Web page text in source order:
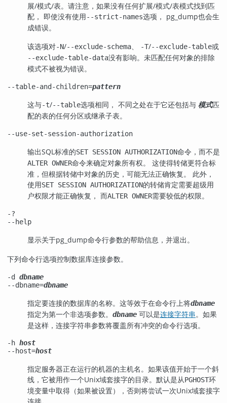
展/模式/表。请注意，如果没有任何扩展/模式/表模式找到匹
配， 即使没有使用--strict-names选项， pg_dump也会生
成错误。
该选项对-N/--exclude-schema、 -T/--exclude-table或
--exclude-table-data没有影响。未匹配任何对象的排除
模式不被视为错误。
--table-and-children=pattern
这与-t/--table选项相同， 不同之处在于它还包括与 模式匹
配的表的任何分区或继承子表。
--use-set-session-authorization
输出SQL标准的SET SESSION AUTHORIZATION命令，而不是
ALTER OWNER命令来确定对象所有权。 这使得转储更符合标
准，但根据转储中对象的历史，可能无法正确恢复。 此外，
使用SET SESSION AUTHORIZATION的转储肯定需要超级用
户权限才能正确恢复， 而ALTER OWNER需要较低的权限。
-?
--help
显示关于pg_dump命令行参数的帮助信息，并退出。
下列命令行选项控制数据库连接参数。
-d dbname
--dbname=dbname
指定要连接的数据库的名称。这等效于在命令行上将dbname
指定为第一个非选项参数。 dbname 可以是连接字符串。如果
是这样，连接字符串参数将覆盖所有冲突的命令行选项。
-h host
--host=host
指定服务器正在运行的机器的主机名。如果该值开始于一个斜
线，它被用作一个Unix域套接字的目录。默认是从PGHOST环
境变量中取得（如果被设置），否则将尝试一次Unix域套接字